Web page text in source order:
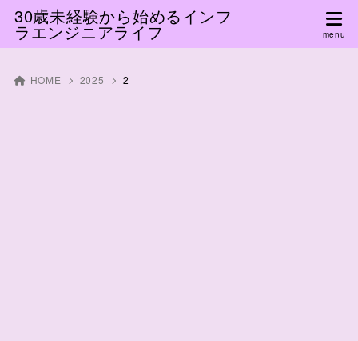
30歳未経験から始めるインフ
ラエンジニアライフ
HOME 2025 2